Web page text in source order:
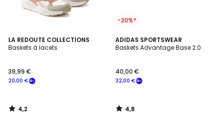
LA REDOUTE COLLECTIONS
Baskets à lacets
20,00 €
39,99 €
4,2
/ 5
4,2
/
-20%*
ADIDAS SPORTSWEAR
Baskets Advantage Base 2.0
32,00 €
40,00 €
4,8
/ 5
4,8
/